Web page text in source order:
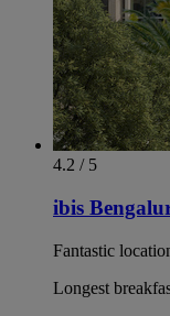
4.2 / 5
ibis
Fantastic
Longest